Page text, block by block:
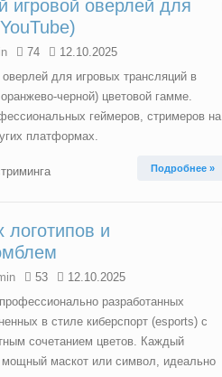
игровой оверлей для
74
12.10.2025
для игровых трансляций в
черной) цветовой гамме.
геймеров, стримеров на
платформах.
Подробнее »
логотипов и
53
12.10.2025
разработанных
в стиле киберспорт (esports) с
сочетанием цветов. Каждый
мощный маскот или символ, идеально